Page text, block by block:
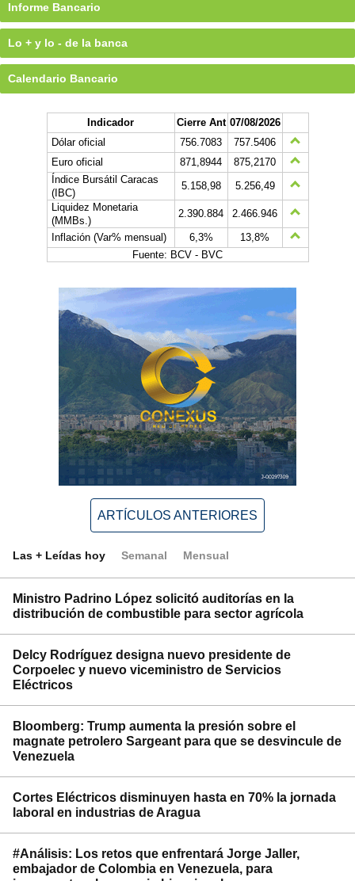
Informe Bancario
Lo + y lo - de la banca
Calendario Bancario
Indicador Cierre Ant 07/08/2026
Dólar oficial
756.7083
757.5406
Euro oficial
871,8944
875,2170
Índice Bursátil Caracas
(IBC)
5.158,98
5.256,49
Liquidez Monetaria
(MMBs.)
2.390.884
2.466.946
Inflación (Var% mensual)
6,3%
13,8%
Fuente: BCV - BVC
ARTÍCULOS ANTERIORES
Las + Leídas hoy Semanal Mensual
Ministro Padrino López solicitó auditorías en la
distribución de combustible para sector agrícola
Delcy Rodríguez designa nuevo presidente de
Corpoelec y nuevo viceministro de Servicios
Eléctricos
Bloomberg: Trump aumenta la presión sobre el
magnate petrolero Sargeant para que se desvincule de
Venezuela
Cortes Eléctricos disminuyen hasta en 70% la jornada
laboral en industrias de Aragua
#Análisis: Los retos que enfrentará Jorge Jaller,
embajador de Colombia en Venezuela, para